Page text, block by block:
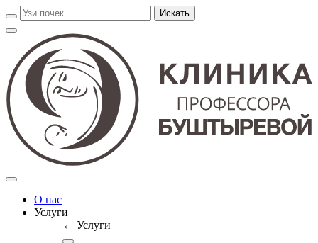
О нас
Услуги
← Услуги